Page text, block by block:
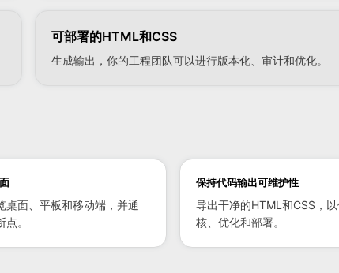
可部署的HTML和CSS
生成输出，你的工程团队可以进行版本化、审计和优化。
桌面、平板和移动端，并通
。
保持代码输出可维护性
导出干净的HTML和CSS，
核、优化和部署。